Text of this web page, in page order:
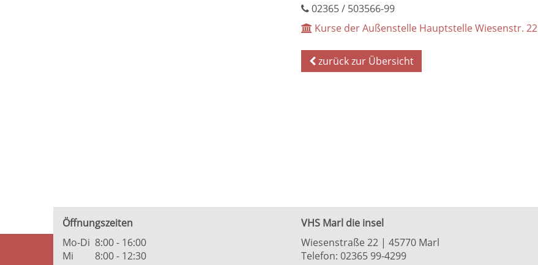
Telefon
02365 / 503566-99
Kurse der Außenstelle Hauptstelle Wiesenstr. 22
zurück zur Übersicht
Öffnungszeiten
Mo-Di 8:00 - 16:00
Mi
8:00 - 12:30
VHS Marl die insel
Wiesenstraße 22 | 45770 Marl
Telefon: 02365 99-4299